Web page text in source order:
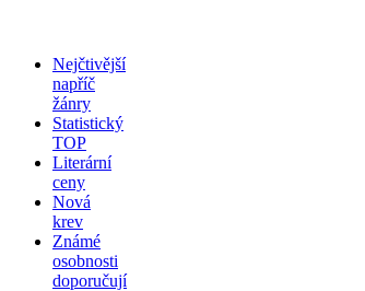
Nejčtivější
napříč
žánry
Statistický
TOP
Literární
ceny
Nová
krev
Známé
osobnosti
doporučují